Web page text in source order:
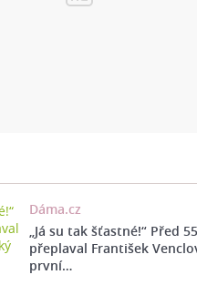
Dáma.cz
„Já su tak šťastné!“ Před
přeplaval František
první…